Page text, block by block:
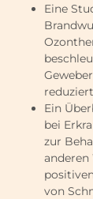
Eine
Ein
bei
zur
von